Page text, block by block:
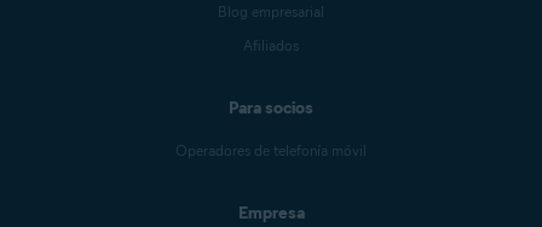
Blog empresarial
Afiliados
Para socios
Operadores de telefonía móvil
Empresa